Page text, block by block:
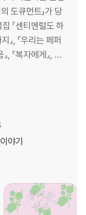
도큐먼트」가 당
『센티멘털도 하
』, 『우리는 페퍼
, 『복자에게』, 중
대해 아주 오랫동
. 앤솔러지 『놀이
야기